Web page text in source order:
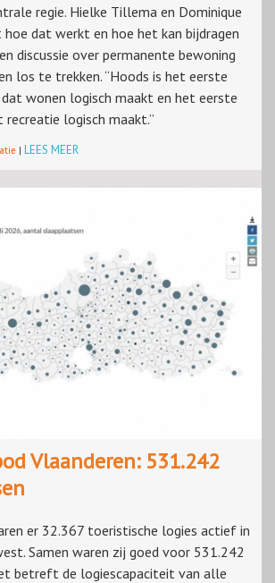
regie. Hielke Tillema en Dominique
hoe dat werkt en hoe het kan bijdragen
discussie over permanente bewoning
los te trekken. “Hoods is het eerste
wonen logisch maakt en het eerste
logisch maakt.”
| LEES MEER
Vlaanderen: 531.242
er 32.367 toeristische logies actief in
Samen waren zij goed voor 531.242
betreft de logiescapaciteit van alle